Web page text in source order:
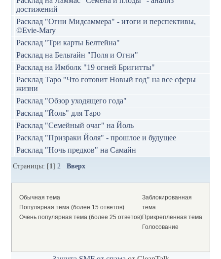
достижений
Расклад "Огни Мидсаммера" - итоги и перспективы,
©Evie-Mary
Расклад "Три карты Белтейна"
Расклад на Бельтайн "Поля и Огни"
Расклад на Имболк "19 огней Бригитты"
Расклад Таро "Что готовит Новый год" на все сферы
жизни
Расклад "Обзор уходящего года"
Расклад "Йоль" для Таро
Расклад "Семейный очаг" на Йоль
Расклад "Призраки Йоля" - прошлое и будущее
Расклад "Ночь предков" на Самайн
Страницы: [1]2 Вверх
Обычная тема
Популярная тема (более 15 ответов)
Очень популярная тема (более 25 ответов)
Заблокированная
тема
Прикрепленная тема
Голосование